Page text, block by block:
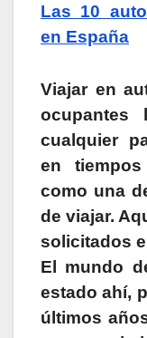
Las 10
en España
Viajar en
cualquier
en
como una
de viajar.
solicitados
El mundo
estado ahí,
últimos